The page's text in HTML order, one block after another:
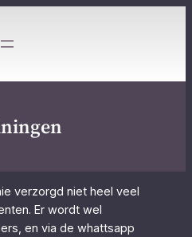
verzorgd niet heel veel
Er wordt wel
en via de whattsapp